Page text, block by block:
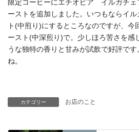
限定コーヒーにエチオピア イルガチ
ーストを追加しました。いつもならイ
ト(中煎り)にするところなのですが、今
ースト(中深煎り)で。少しほろ苦さを感
うな独特の香りと甘みが試飲で好評で
ね。
カテゴリー お店のこと